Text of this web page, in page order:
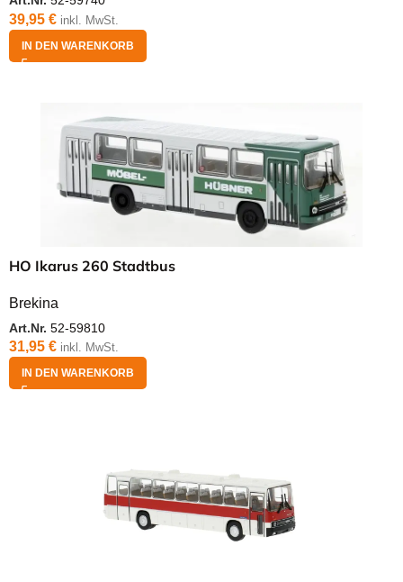
39,95 € inkl. MwSt.
IN DEN WARENKORB
HO Ikarus 260 Stadtbus
Brekina
Art.Nr. 52-59810
31,95 € inkl. MwSt.
IN DEN WARENKORB